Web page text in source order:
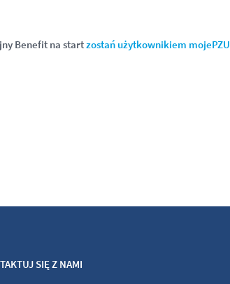
Benefit na startzostań użytkownikiem mojePZU
SIĘ Z NAMI